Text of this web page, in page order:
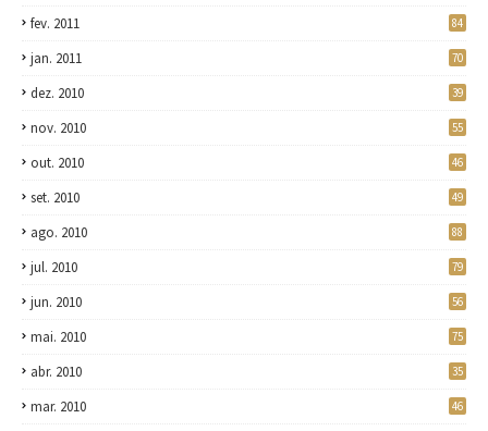
fev. 2011 84
jan. 2011 70
dez. 2010 39
nov. 2010 55
out. 2010 46
set. 2010 49
ago. 2010 88
jul. 2010 79
jun. 2010 56
mai. 2010 75
abr. 2010 35
mar. 2010 46